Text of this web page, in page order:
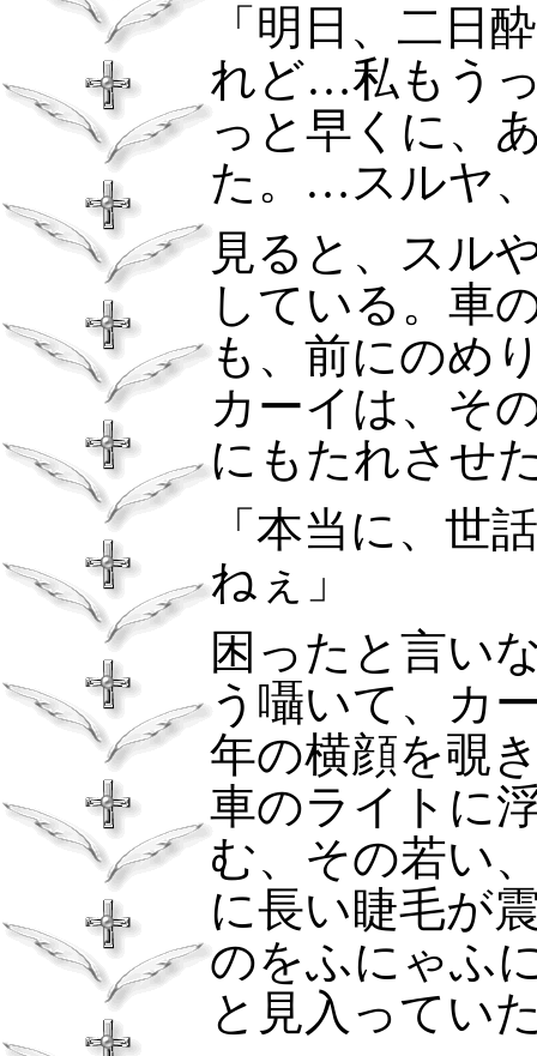
「明日、二日
れど…私もう
っと早くに、
た。…スルヤ
見ると、スル
している。車
も、前にのめ
カーイは、そ
にもたれさせ
「本当に、世
ねぇ」
困ったと言い
う囁いて、カ
年の横顔を覗
車のライトに
む、その若い
に長い睫毛が
のをふにゃふ
と見入ってい